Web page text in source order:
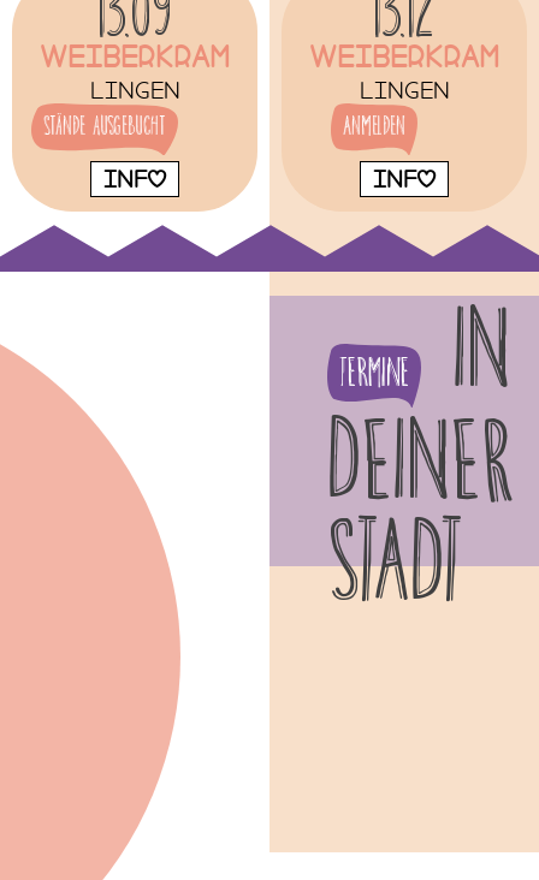
Weiberkram
Lingen
Stände ausgebucht
INFO
Weiberkram
Lingen
Anmelden
INFO
Termine
IN
DEINER
STADT